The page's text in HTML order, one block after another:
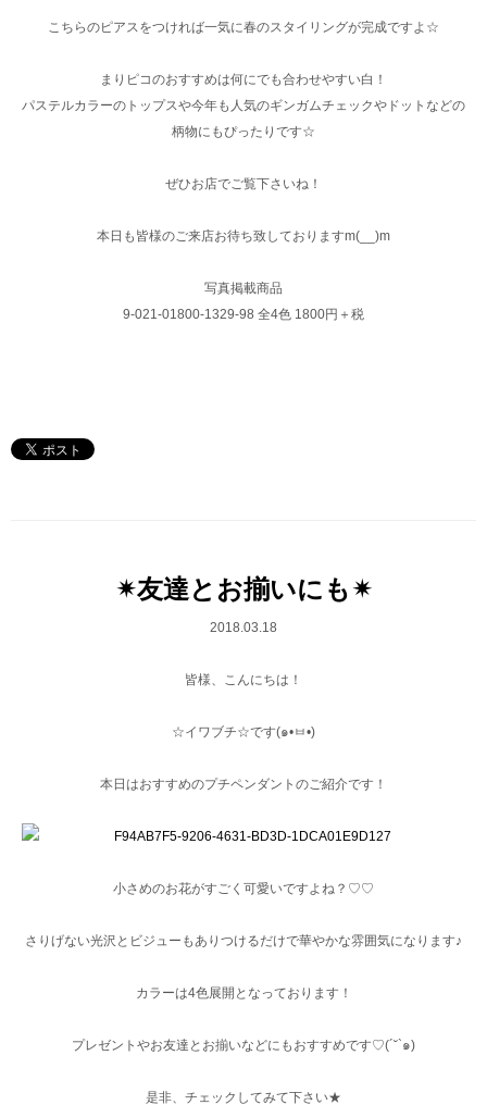
こちらのピアスをつければ一気に春のスタイリングが完成ですよ☆
まりピコのおすすめは何にでも合わせやすい白！
パステルカラーのトップスや今年も人気のギンガムチェックやドットなどの
柄物にもぴったりです☆
ぜひお店でご覧下さいね！
本日も皆様のご来店お待ち致しておりますm(__)m
写真掲載商品
9-021-01800-1329-98 全4色 1800円＋税
✴︎友達とお揃いにも✴︎
2018.03.18
皆様、こんにちは！
☆イワブチ☆です(๑•ㅂ•)
本日はおすすめのプチペンダントのご紹介です！
小さめのお花がすごく可愛いですよね？♡♡
さりげない光沢とビジューもありつけるだけで華やかな雰囲気になります♪
カラーは4色展開となっております！
プレゼントやお友達とお揃いなどにもおすすめです♡(´˘`๑)
是非、チェックしてみて下さい★